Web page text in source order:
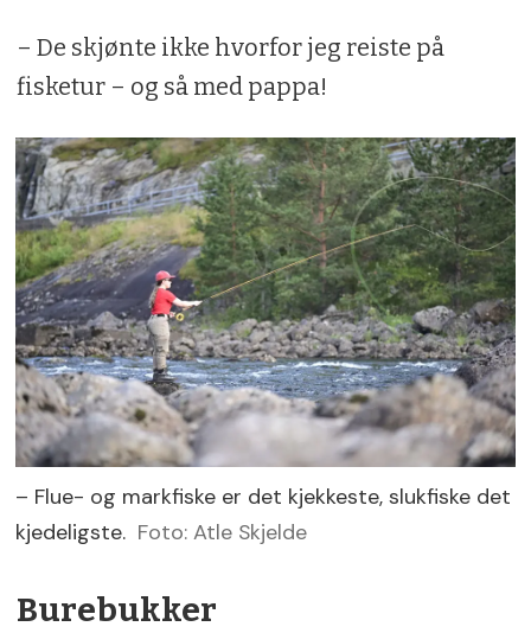
– De skjønte ikke hvorfor jeg reiste på
fisketur – og så med pappa!
– Flue- og markfiske er det kjekkeste, slukfiske det
kjedeligste. Foto: Atle Skjelde
Burebukker